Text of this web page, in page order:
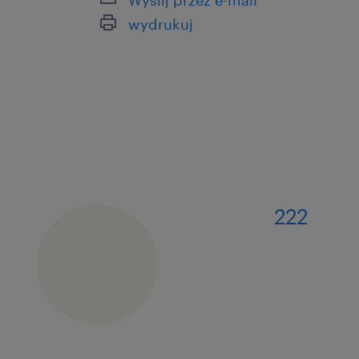
wydrukuj
222